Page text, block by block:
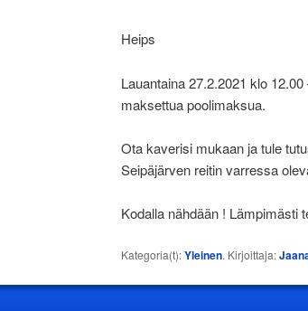
Heips
Lauantaina 27.2.2021 klo
maksettua poolimaksua.
Ota kaverisi mukaan ja tule
Seipäjärven reitin varressa
Kodalla nähdään ! Lämpimästi
Kategoria(t):Yleinen. Kirjoittaja: